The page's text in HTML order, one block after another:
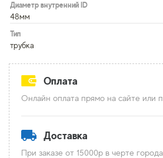
Диаметр внутренний ID
48мм
Тип
трубка
Оплата
Онлайн оплата прямо на сайте или
Доставка
При заказе от 15000р в черте